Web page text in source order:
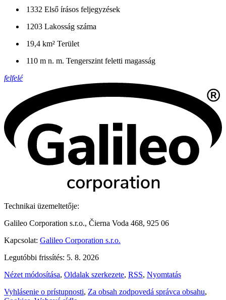
1332 Első írásos feljegyzések
1203 Lakosság száma
19,4 km² Terület
110 m n. m. Tengerszint feletti magasság
felfelé
Technikai üzemeltetője:
Galileo Corporation s.r.o., Čierna Voda 468, 925 06
Kapcsolat: Galileo Corporation s.r.o.
Legutóbbi frissítés: 5. 8. 2026
Nézet módosítása, Oldalak szerkezete, RSS, Nyomtatás
Vyhlásenie o prístupnosti, Za obsah zodpovedá správca obsahu,